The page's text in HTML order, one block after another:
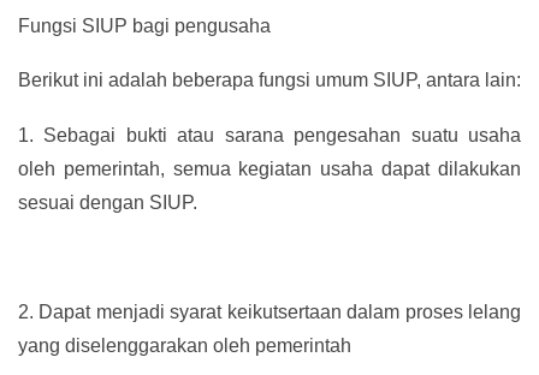
Fungsi SIUP bagi pengusaha
Berikut ini adalah beberapa fungsi umum SIUP, antara lain:
1. Sebagai bukti atau sarana pengesahan suatu usaha
oleh pemerintah, semua kegiatan usaha dapat dilakukan
sesuai dengan SIUP.
2. Dapat menjadi syarat keikutsertaan dalam proses lelang
yang diselenggarakan oleh pemerintah